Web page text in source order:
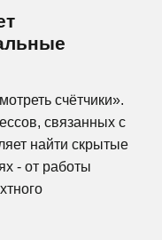
счётчики».
связанных с
найти скрытые
- от работы